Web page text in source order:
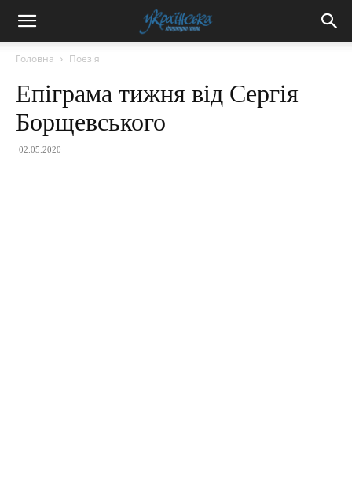
Головна Поезія
Епіграма тижня від Сергія
Борщевського
02.05.2020